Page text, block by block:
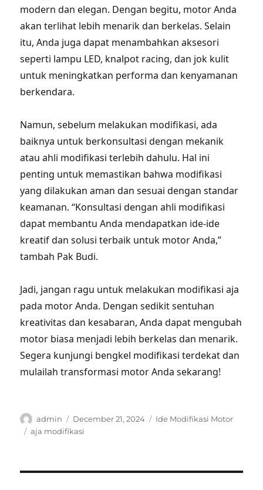
modern dan elegan. Dengan begitu, motor Anda
akan terlihat lebih menarik dan berkelas. Selain
itu, Anda juga dapat menambahkan aksesori
seperti lampu LED, knalpot racing, dan jok kulit
untuk meningkatkan performa dan kenyamanan
berkendara.
Namun, sebelum melakukan modifikasi, ada
baiknya untuk berkonsultasi dengan mekanik
atau ahli modifikasi terlebih dahulu. Hal ini
penting untuk memastikan bahwa modifikasi
yang dilakukan aman dan sesuai dengan standar
keamanan. “Konsultasi dengan ahli modifikasi
dapat membantu Anda mendapatkan ide-ide
kreatif dan solusi terbaik untuk motor Anda,”
tambah Pak Budi.
Jadi, jangan ragu untuk melakukan modifikasi aja
pada motor Anda. Dengan sedikit sentuhan
kreativitas dan kesabaran, Anda dapat mengubah
motor biasa menjadi lebih berkelas dan menarik.
Segera kunjungi bengkel modifikasi terdekat dan
mulailah transformasi motor Anda sekarang!
Author
admin
Posted
on
December 21, 2024 Categories
Ide Modifikasi Motor
Tags
aja modifikasi